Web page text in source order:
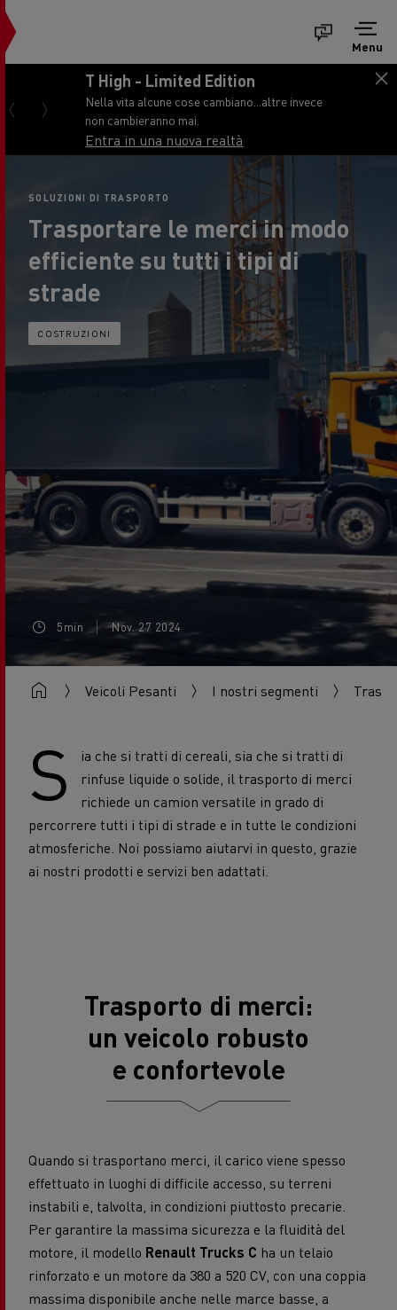
Menu
T High - Limited Edition
Nella vita alcune cose cambiano...altre invece
non cambieranno mai.
Entra in una nuova realtà
SOLUZIONI DI TRASPORTO
Trasportare le merci in modo
efficiente su tutti i tipi di
strade
COSTRUZIONI
5min Nov. 27 2024
Veicoli Pesanti I nostri segmenti
S
ia che si tratti di cereali, sia che si tratti di
rinfuse liquide o solide, il trasporto di merci
richiede un camion versatile in grado di
percorrere tutti i tipi di strade e in tutte le condizioni
atmosferiche. Noi possiamo aiutarvi in questo, grazie
ai nostri prodotti e servizi ben adattati.
Trasporto di merci:
un veicolo robusto
e confortevole
Quando si trasportano merci, il carico viene spesso
effettuato in luoghi di difficile accesso, su terreni
instabili e, talvolta, in condizioni piuttosto precarie.
Per garantire la massima sicurezza e la fluidità del
motore, il modello Renault Trucks C ha un telaio
rinforzato e un motore da 380 a 520 CV, con una coppia
massima disponibile anche nelle marce basse, a